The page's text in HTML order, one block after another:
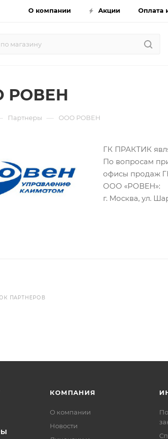
О компании Акции Оплата
РОВЕН
Партнеры — ООО РОВЕН
ГК ПРАКТИК
По вопросам
офисы продаж
ООО «РОВЕН»:
г. Москва, ул.
ПАРТНЕРОВ
КОМПАНИЯ
О компании
Новости